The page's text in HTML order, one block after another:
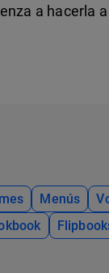
a hacerla
Menús